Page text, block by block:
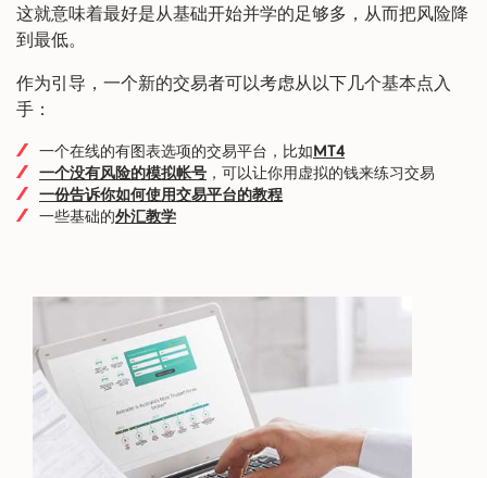
这就意味着最好是从基础开始并学的足够多，从而把风险降
到最低。
作为引导，一个新的交易者可以考虑从以下几个基本点入
手：
一个在线的有图表选项的交易平台，比如MT4
一个没有风险的模拟帐号 ，可以让你用虚拟的钱来练习交易
一份告诉你如何使用交易平台的教程
一些基础的外汇教学